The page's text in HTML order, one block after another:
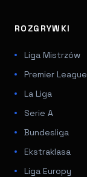
ROZGRYWKI
Liga Mistrzów
Premier League
La Liga
Serie A
Bundesliga
Ekstraklasa
Liga Europy